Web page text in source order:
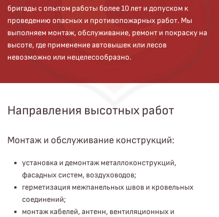
бригады с опытом работы более 10 лет и допуском к
проведению опасных и противопожарных работ. Мы
выполняем монтаж, обслуживание, ремонт и покраску на
высоте, где применение автовышек или лесов
невозможно или нецелесообразно.
Направления высотных работ
Монтаж и обслуживание конструкций:
установка и демонтаж металлоконструкций,
фасадных систем, воздуховодов;
герметизация межпанельных швов и кровельных
соединений;
монтаж кабелей, антенн, вентиляционных и